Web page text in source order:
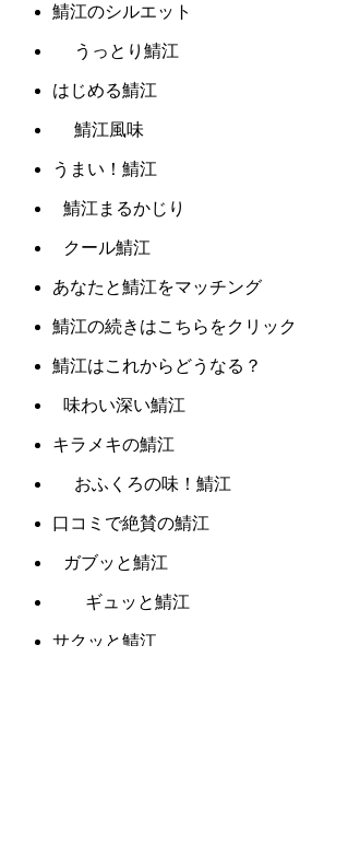
鯖江のシルエット
うっとり鯖江
はじめる鯖江
鯖江風味
うまい！鯖江
鯖江まるかじり
クール鯖江
あなたと鯖江をマッチング
鯖江の続きはこちらをクリック
鯖江はこれからどうなる？
味わい深い鯖江
キラメキの鯖江
おふくろの味！鯖江
口コミで絶賛の鯖江
ガブッと鯖江
ギュッと鯖江
サクッと鯖江